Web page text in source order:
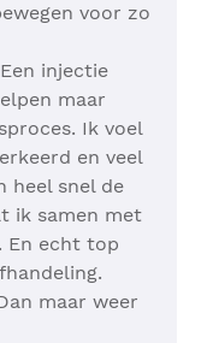
voor zo
injectie
maar
Ik voel
en veel
heel snel de
ik samen met
En echt top
maar weer